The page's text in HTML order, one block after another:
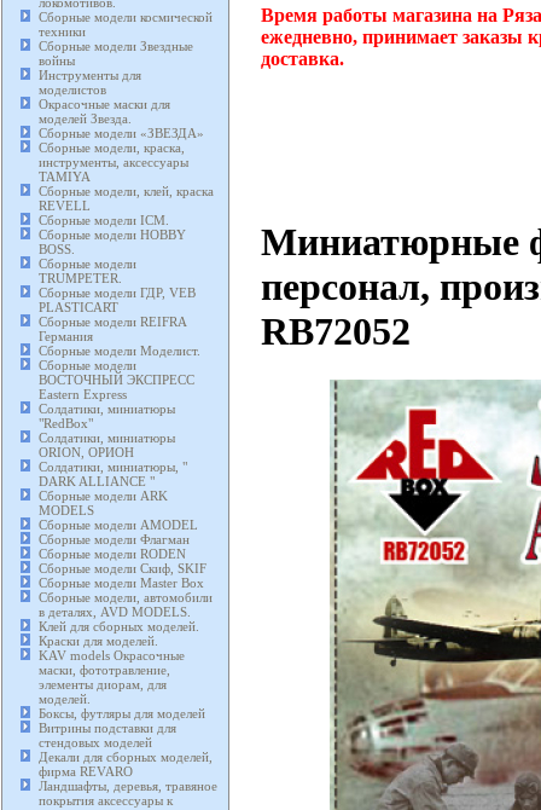
Сборные модели космической
техники
Сборные модели Звездные
войны
Инструменты для
моделистов
Окрасочные маски для
моделей Звезда.
Сборные модели «ЗВЕЗДА»
Сборные модели, краска,
инструменты, аксессуары
TAMIYA
Сборные модели, клей, краска
REVELL
Сборные модели ICM.
Сборные модели HOBBY
BOSS.
Сборные модели
TRUMPETER.
Сборные модели ГДР, VEB
PLASTICART
Сборные модели REIFRA
Германия
Сборные модели Моделист.
Сборные модели
ВОСТОЧНЫЙ ЭКСПРЕСС
Eastern Express
Солдатики, миниатюры
"RedBox"
Солдатики, миниатюры
ORION, ОРИОН
Солдатики, миниатюры, "
DARK ALLIANCE "
Сборные модели ARK
MODELS
Сборные модели AMODEL
Сборные модели Флагман
Сборные модели RODEN
Сборные модели Скиф, SKIF
Сборные модели Master Box
Сборные модели, автомобили
в деталях, AVD MODELS.
Клей для сборных моделей.
Краски для моделей.
KAV models Окрасочные
маски, фототравление,
элементы диорам, для
моделей.
Боксы, футляры для моделей
Витрины подставки для
стендовых моделей
Декали для сборных моделей,
фирма REVARO
Ландшафты, деревья, травяное
покрытия аксессуары к
Время работы магазина на
ежедневно, принимает заказы
доставка.
Миниатюрные
персонал,
RB72052